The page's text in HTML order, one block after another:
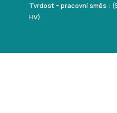
Tvrdost – pracovní směs :
HV)